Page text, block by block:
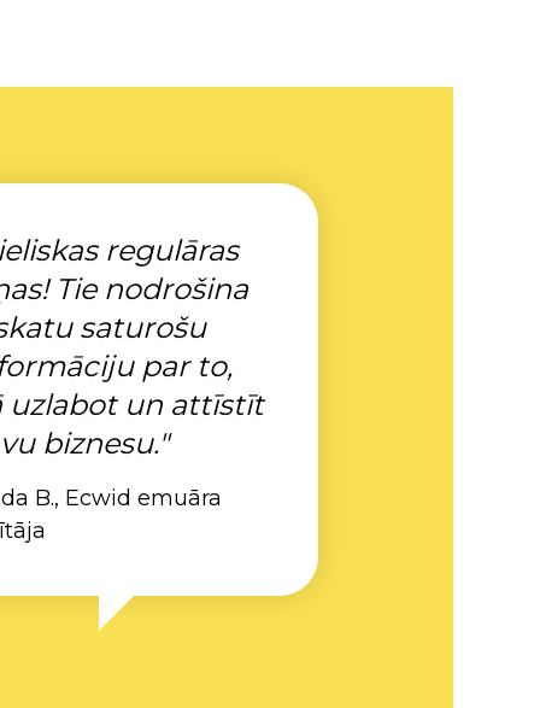
regulāras
Tie nodrošina
saturošu
par to,
uzlabot un attīstīt
biznesu."
B., Ecwid emuāra